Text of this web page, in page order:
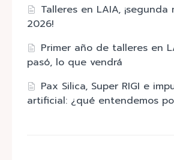
Talleres en LAIA,
2026!
Primer año de talleres en
pasó, lo que vendrá
Pax Silica, Super RIGI e
artificial: ¿qué entendemos